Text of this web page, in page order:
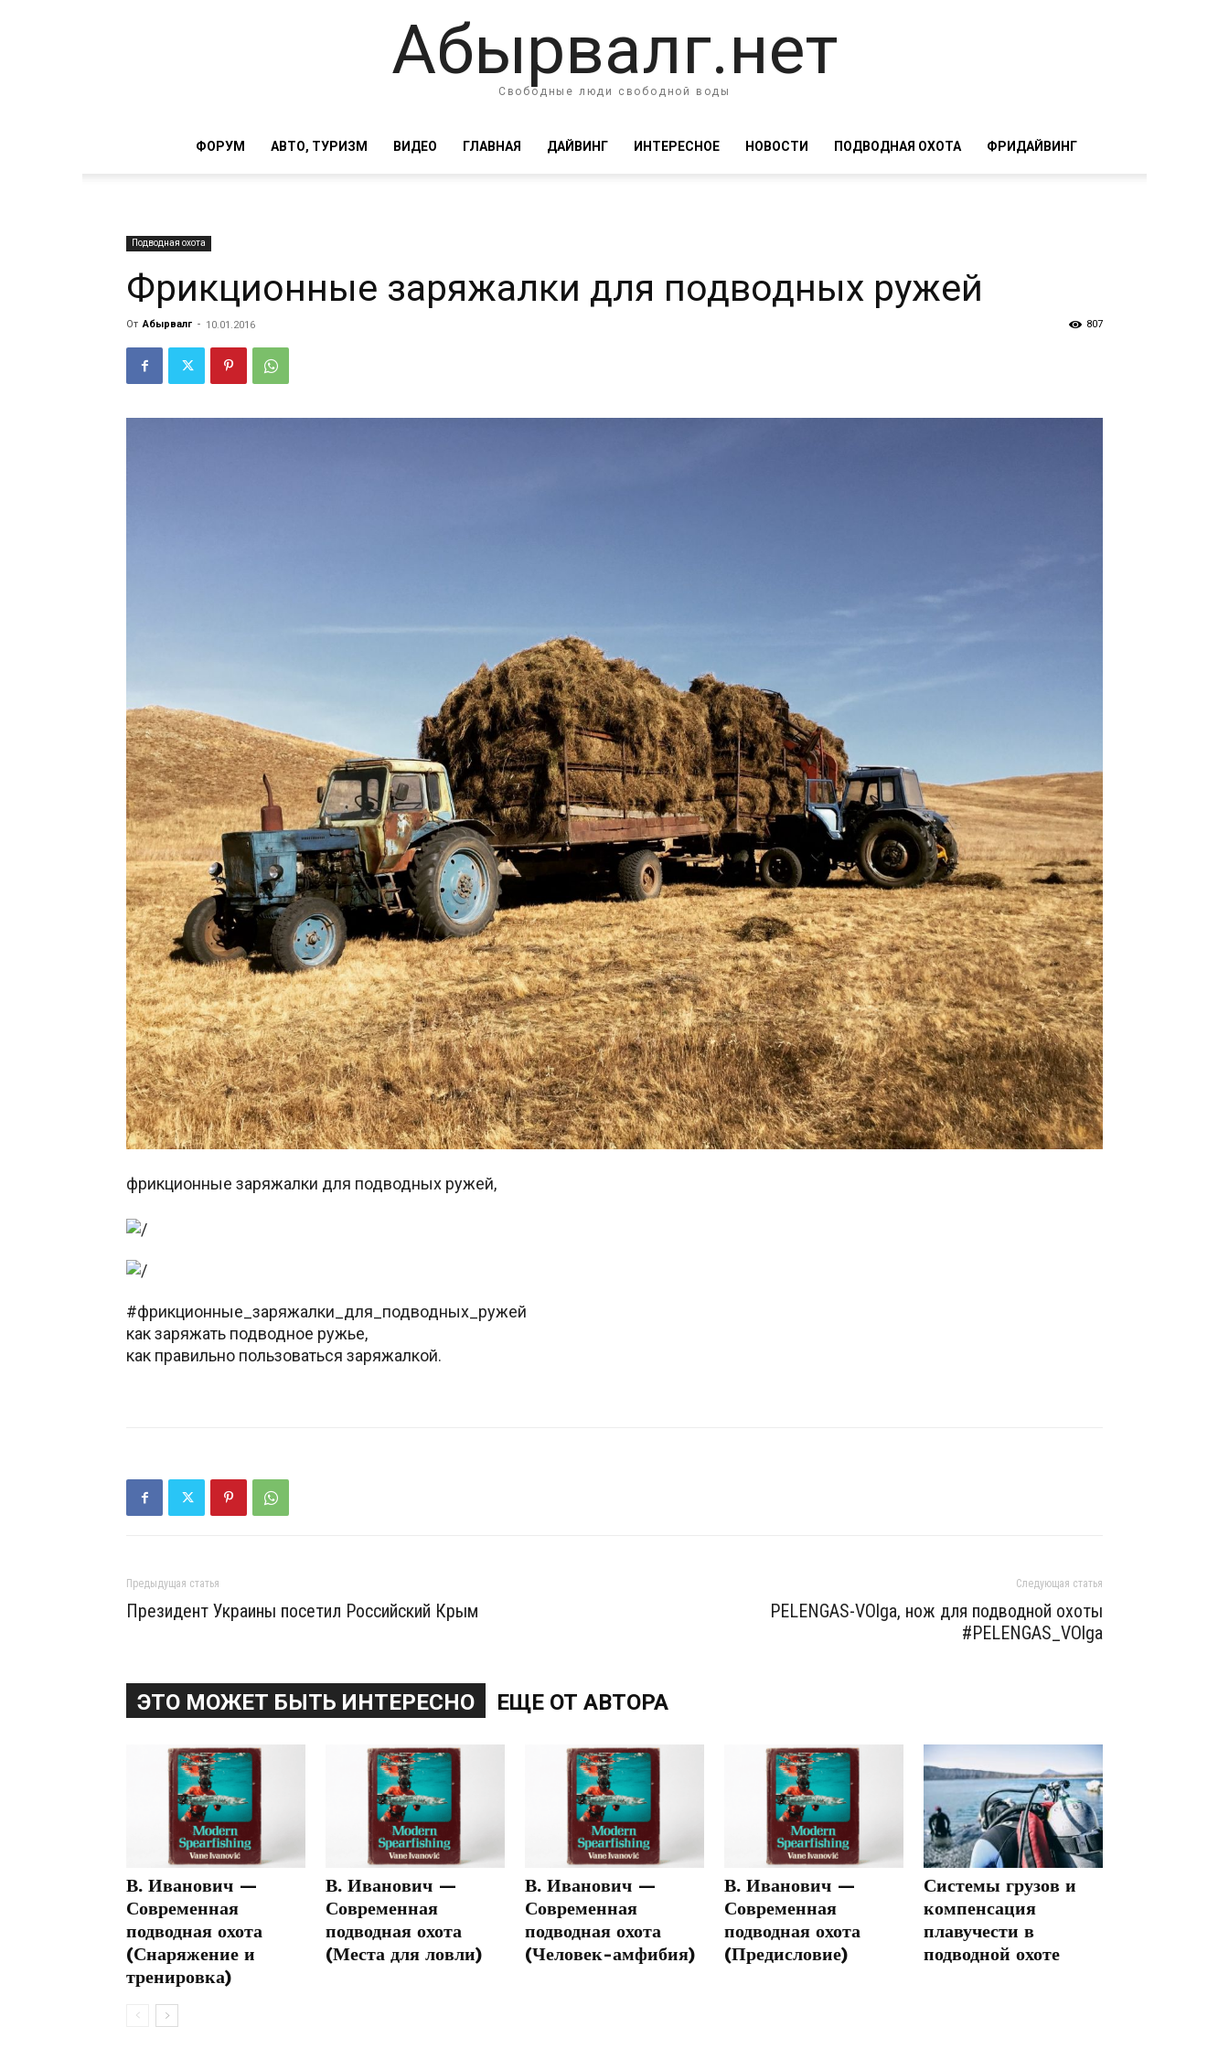
Абырвалг.нет
Свободные люди свободной воды
ФОРУМ АВТО, ТУРИЗМ ВИДЕО ГЛАВНАЯ ДАЙВИНГ ИНТЕРЕСНОЕ НОВОСТИ ПОДВОДНАЯ ОХОТА ФРИДАЙВИНГ
Подводная охота
Фрикционные заряжалки для подводных ружей
От Абырвалг - 10.01.2016 807
фрикционные заряжалки для подводных ружей,
#фрикционные_заряжалки_для_подводных_ружей
как заряжать подводное ружье,
как правильно пользоваться заряжалкой.
Предыдущая статья
Президент Украины посетил Российский Крым
Следующая статья
PELENGAS-VOlga, нож для подводной охоты
#РELENGAS_VOlga
ЭТО МОЖЕТ БЫТЬ ИНТЕРЕСНО ЕЩЕ ОТ АВТОРА
В. Иванович —
Современная
подводная охота
(Снаряжение и
тренировка)
В. Иванович —
Современная
подводная охота
(Места для ловли)
В. Иванович —
Современная
подводная охота
(Человек-амфибия)
В. Иванович —
Современная
подводная охота
(Предисловие)
Системы грузов и
компенсация
плавучести в
подводной охоте